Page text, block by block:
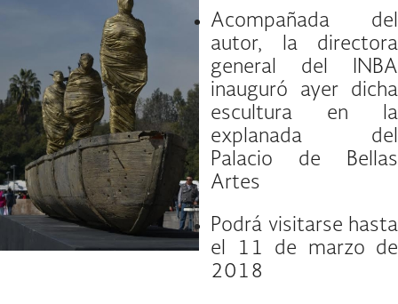
Acompañada del
autor, la directora
general del INBA
inauguró ayer dicha
escultura en la
explanada del
Palacio de Bellas
Artes
Podrá visitarse hasta
el 11 de marzo de
2018